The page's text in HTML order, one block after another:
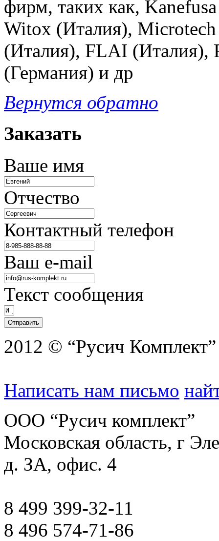
фирм, таких как,
Witox (Италия),
(Италия), FLAI (Италия),
(Германия) и др
Вернутся обратно
Заказать
Ваше имя
Отчество
Контактный телефон
Ваш e-mail
Текст сообщения
2012 © “Русич Комплект”
Написать нам письмо
ООО “Русич комплект”
Московская область, г
д. ЗА, офис. 4
8 499 399-32-11
8 496 574-71-86